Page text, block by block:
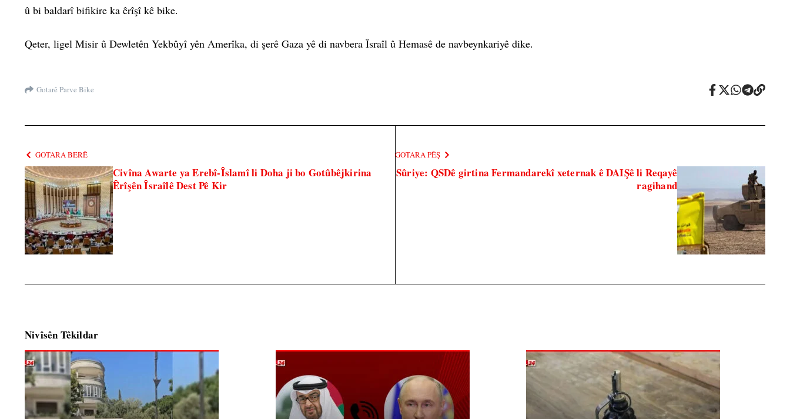
û bi baldarî bifikire ka êrîşî kê bike.
Qeter, ligel Misir û Dewletên Yekbûyî yên Amerîka, di şerê Gaza yê di navbera Îsraîl û Hemasê de navbeynkariyê dike.
Gotarê Parve Bike
GOTARA BERÊ
Civîna Awarte ya Erebî-Îslamî li Doha ji bo Gotûbêjkirina
Êrîşên Îsraîlê Dest Pê Kir
GOTARA PÊŞ
Sûriye: QSDê girtina Fermandarekî xeternak ê DAIŞê li Reqayê
ragihand
Nivîsên Têkildar